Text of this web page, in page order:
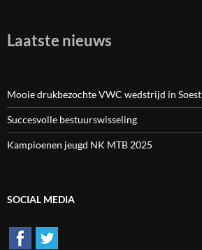
Laatste nieuws
Mooie drukbezochte VWC wedstrijd in Soest
Succesvolle bestuurswisseling
Kampioenen jeugd NK MTB 2025
SOCIAL MEDIA